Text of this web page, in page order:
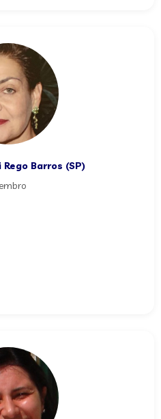
Barros (SP)